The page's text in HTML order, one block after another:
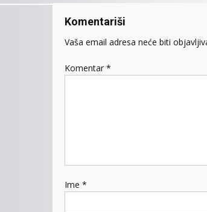
Komentariši
Vaša email adresa neće biti
Komentar *
Ime *